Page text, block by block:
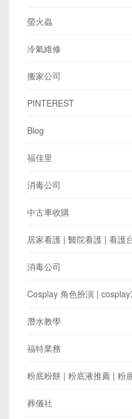
螢火蟲
冷氣維修
搬家公司
PINTEREST
Blog
福佳里
消毒公司
中古車收購
居家看護 | 醫院看護 | 看護
消毒公司
Cosplay 角色扮演 |
潛水教學
福特業務
粉底粉餅 | 粉底液推薦 | 粉
葬儀社